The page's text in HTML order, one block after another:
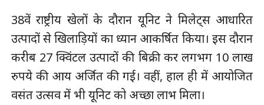
38वें राष्ट्रीय खेलों के दौरान यूनिट ने मिलेट्स आधारित
उत्पादों से खिलाड़ियों का ध्यान आकर्षित किया। इस दौरान
करीब 27 क्विंटल उत्पादों की बिक्री कर लगभग 10 लाख
रुपये की आय अर्जित की गई। वहीं, हाल ही में आयोजित
वसंत उत्सव में भी यूनिट को अच्छा लाभ मिला।